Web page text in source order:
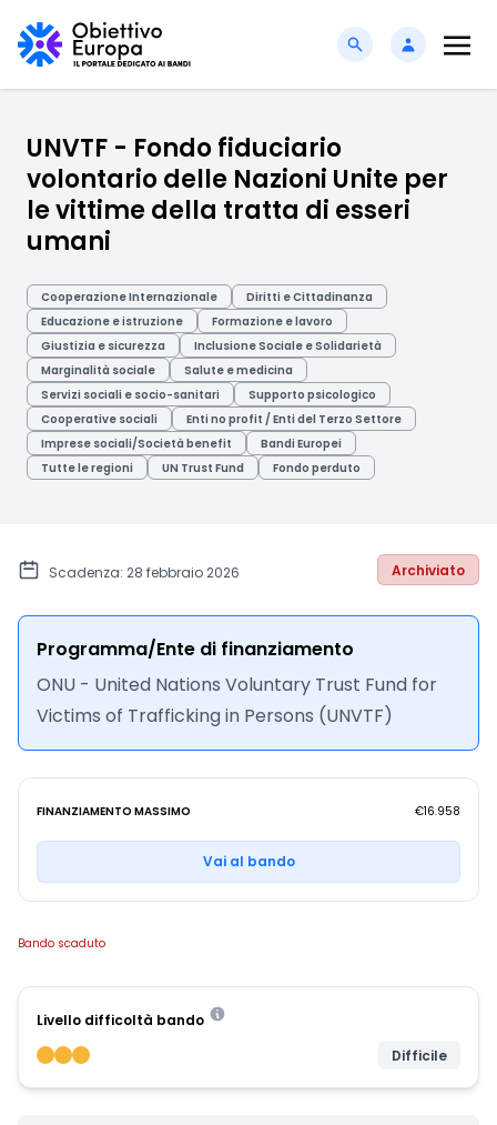
UNVTF - Fondo fiduciario
volontario delle Nazioni Unite per
le vittime della tratta di esseri
umani
Cooperazione Internazionale
Diritti e Cittadinanza
Educazione e istruzione
Formazione e lavoro
Giustizia e sicurezza
Inclusione Sociale e Solidarietà
Marginalità sociale
Salute e medicina
Servizi sociali e socio-sanitari
Supporto psicologico
Cooperative sociali
Enti no profit / Enti del Terzo Settore
Imprese sociali/Società benefit
Bandi Europei
Tutte le regioni
UN Trust Fund Fondo perduto
Scadenza: 28 febbraio 2026 Archiviato
Programma/Ente di finanziamento
ONU - United Nations Voluntary Trust Fund for
Victims of Trafficking in Persons (UNVTF)
FINANZIAMENTO MASSIMO €16.958
Vai al bando
Bando scaduto
Livello difficoltà bando
Difficile